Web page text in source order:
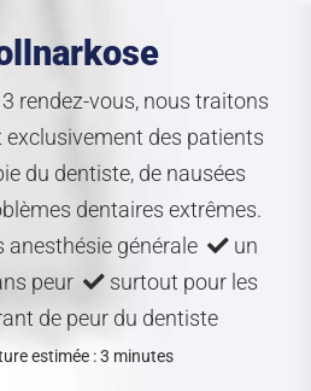
rendez-vous, nous traitons
des patients
du dentiste, de nausées
dentaires extrêmes.
anesthésie générale
un
peur
surtout pour les
de peur du dentiste
estimée : 3 minutes